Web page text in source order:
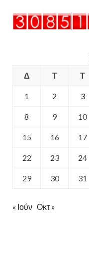
Δ
Τ Τ
1 2 3
8 9 10
15 16 17
22 23 24
29 30 31
« Ιούν Οκτ »